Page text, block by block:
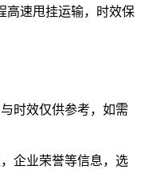
高速甩挂运输，时效保
时效仅供参考，如需
企业荣誉等信息，选